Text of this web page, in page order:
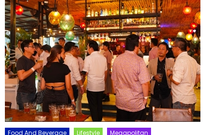
Food And Beverage Lifestyle Megapolitan